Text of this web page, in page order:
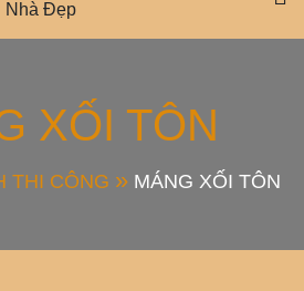
Mái Tôn,
Chuyên
Mái Nhà
XỐI TÔN
THI CÔNG MÁNG XỐI TÔN